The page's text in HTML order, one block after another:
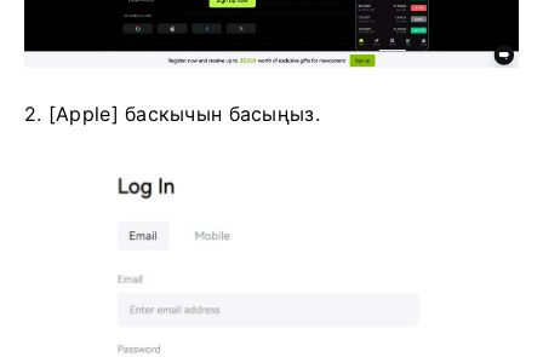
2. [Apple] баскычын басыңыз.